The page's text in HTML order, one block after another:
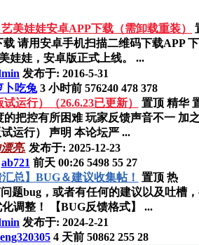
艺美娃娃安卓APP下载（需卸载重装）
请用安卓手机扫描二维码下载APP
娃娃，安卓版正式上线。 ...
发布于: 2016-5-31
卜吃兔 3 小时前 576240 478 378
运行）（26.6.23已更新） 置顶 精华
把控有所困难 玩家反馈声音不一 加
试运行） 声明 本论坛严 ...
亮. 发布于: 2025-12-23
ab721 前天 00:26 5498 55 27
汇总】BUG＆建议收集帖！ 置顶 热
bug，或者有任何的建议以及吐槽
调整！ 【BUG反馈格式】 ...
发布于: 2024-2-21
4 天前 50862 255 28